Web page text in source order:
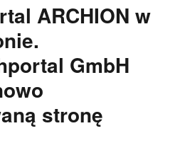
ARCHION w
GmbH
stronę